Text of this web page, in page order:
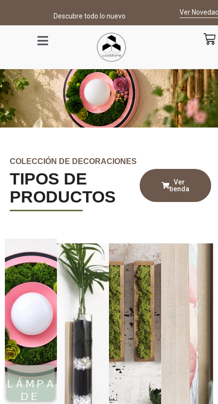
Descubre todo lo nuevo
Ver
COLECCIÓN DE DECORACIONES
TIPOS DE
PRODUCTOS
Ver
tienda
LÁMPARAS
DE